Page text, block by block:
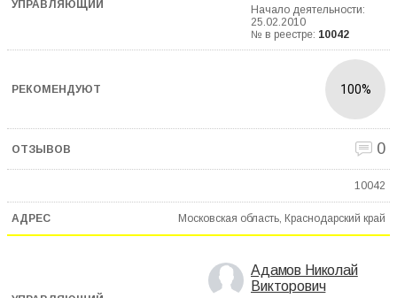
Начало деятельности:
25.02.2010
№ в реестре: 10042
100%
0
10042
Московская область, Краснодарский край
Адамов Николай
Викторович